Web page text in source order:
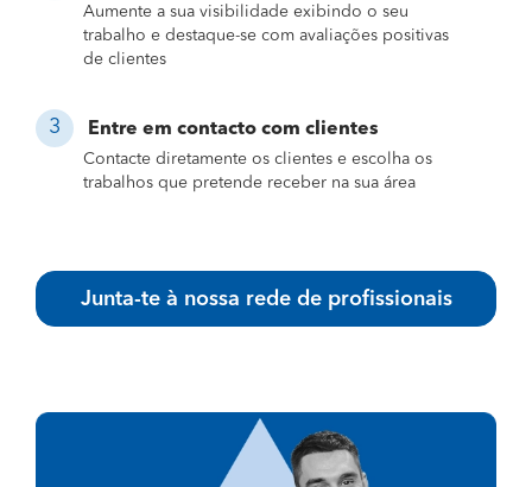
Aumente a sua visibilidade exibindo o seu
trabalho e destaque-se com avaliações positivas
de clientes
Entre em contacto com clientes
Contacte diretamente os clientes e escolha os
trabalhos que pretende receber na sua área
Junta-te à nossa rede de profissionais